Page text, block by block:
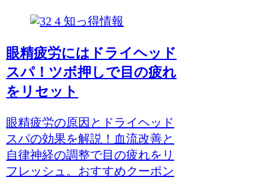
知っ得情報
眼精疲労にはドライヘッド
スパ！ツボ押しで目の疲れ
をリセット
眼精疲労の原因とドライヘッド
スパの効果を解説！血流改善と
自律神経の調整で目の疲れをリ
フレッシュ。おすすめクーポン